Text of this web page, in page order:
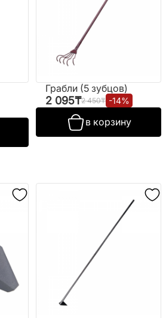
Грабли (5 зубцов)
2 095₸2 450₸ -14%
в корзину